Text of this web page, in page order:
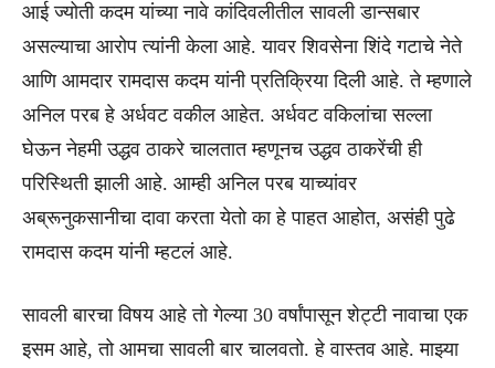
आई ज्योती कदम यांच्या नावे कांदिवलीतील सावली डान्सबार
असल्याचा आरोप त्यांनी केला आहे. यावर शिवसेना शिंदे गटाचे नेते
आणि आमदार रामदास कदम यांनी प्रतिक्रिया दिली आहे. ते म्हणाले
अनिल परब हे अर्धवट वकील आहेत. अर्धवट वकिलांचा सल्ला
घेऊन नेहमी उद्धव ठाकरे चालतात म्हणूनच उद्धव ठाकरेंची ही
परिस्थिती झाली आहे. आम्ही अनिल परब याच्यांवर
अब्रूनुकसानीचा दावा करता येतो का हे पाहत आहोत, असंही पुढे
रामदास कदम यांनी म्हटलं आहे.
सावली बारचा विषय आहे तो गेल्या 30 वर्षांपासून शेट्टी नावाचा एक
इसम आहे, तो आमचा सावली बार चालवतो. हे वास्तव आहे. माझ्या